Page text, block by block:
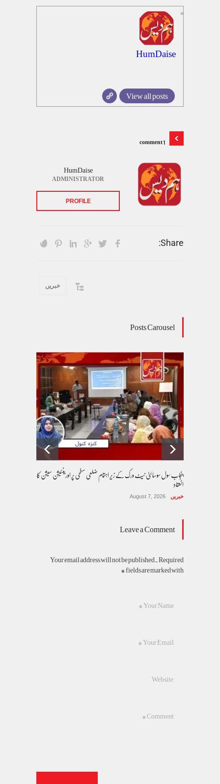
HumDaise
View all posts
1 comment
HumDaise
ADMINISTRATOR
PROFILE
Share:
خبریں
Posts Carousel
پنجاب سول سوسائٹی نیٹ ورک کے زیرِ اہتمام ضلعی سطحی پر اورینٹیشن سیشن کا
انعقاد
خبریں August 7, 2026
Leave a Comment
Your email address will not be published. Required
fields are marked with *